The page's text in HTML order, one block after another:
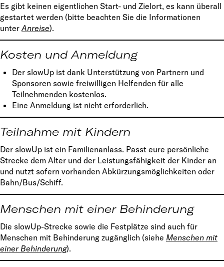
Es gibt keinen eigentlichen Start- und Zielort, es kann überall
gestartet werden (bitte beachten Sie die Informationen
unter Anreise).
Kosten und Anmeldung
Der slowUp ist dank Unterstützung von Partnern und
Sponsoren sowie freiwilligen Helfenden für alle
Teilnehmenden kostenlos.
Eine Anmeldung ist nicht erforderlich.
Teilnahme mit Kindern
Der slowUp ist ein Familienanlass. Passt eure persönliche
Strecke dem Alter und der Leistungsfähigkeit der Kinder an
und nutzt sofern vorhanden Abkürzungsmöglichkeiten oder
Bahn/Bus/Schiff.
Menschen mit einer Behinderung
Die slowUp-Strecke sowie die Festplätze sind auch für
Menschen mit Behinderung zugänglich (siehe Menschen mit
einer Behinderung).